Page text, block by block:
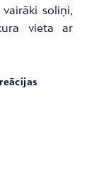
soliņi,
vieta ar